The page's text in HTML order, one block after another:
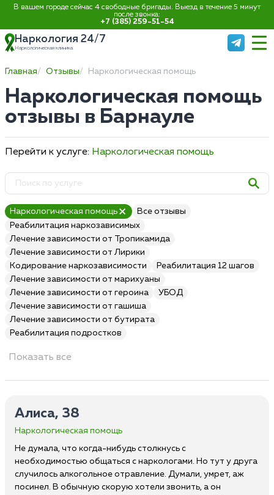
В вашем городе сейчас 4 свободные бригады. Выезд в течение 5 минут
после звонка:
+7 (385) 259-51-54
Наркология 24/7
Наркологическая клиника
Главная Отзывы Наркологическая помощь
Наркологическая помощь
отзывы в Барнауле
Перейти к услуге: Наркологическая помощь
Наркологическая помощь
Все отзывы
Реабилитация наркозависимых
Лечение зависимости от Тропикамида
Лечение зависимости от Лирики
Кодирование наркозависимости
Реабилитация 12 шагов
Лечение зависимости от марихуаны
Лечение зависимости от героина
УБОД
Лечение зависимости от гашиша
Лечение зависимости от бутирата
Реабилитация подростков
Показать все
Алиса, 38
Наркологическая помощь
Не думала, что когда-нибудь столкнусь с
необходимостью общаться с наркологами. Но тут у друга
случилось алкогольное отравление. Думали, умрет, аж
посинел. В обычную скорую хотели звонить, а он